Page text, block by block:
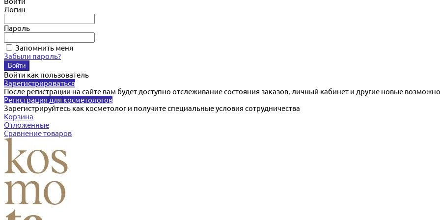
Логин
Пароль
Запомнить меня
Забыли пароль?
Войти как пользователь
Зарегистрироваться
После регистрации на сайте вам будет доступно отслеживание состояния заказов, личный кабинет и другие новые
Регистрация для косметологов
Зарегистрируйтесь как косметолог и получите специальные условия сотрудничества
Корзина
Отложенные
Сравнение товаров